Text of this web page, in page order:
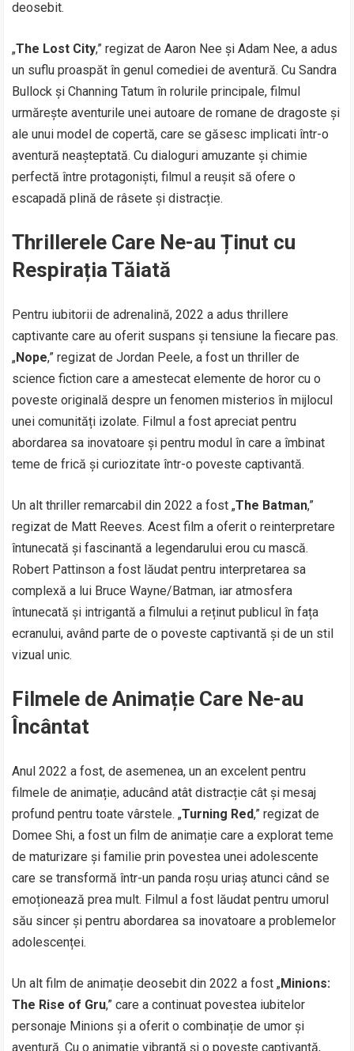
deosebit.
„The Lost City,” regizat de Aaron Nee și Adam Nee, a adus
un suflu proaspăt în genul comediei de aventură. Cu Sandra
Bullock și Channing Tatum în rolurile principale, filmul
urmărește aventurile unei autoare de romane de dragoste și
ale unui model de copertă, care se găsesc implicati într-o
aventură neașteptată. Cu dialoguri amuzante și chimie
perfectă între protagoniști, filmul a reușit să ofere o
escapadă plină de râsete și distracție.
Thrillerele Care Ne-au Ținut cu
Respirația Tăiată
Pentru iubitorii de adrenalină, 2022 a adus thrillere
captivante care au oferit suspans și tensiune la fiecare pas.
„Nope,” regizat de Jordan Peele, a fost un thriller de
science fiction care a amestecat elemente de horor cu o
poveste originală despre un fenomen misterios în mijlocul
unei comunități izolate. Filmul a fost apreciat pentru
abordarea sa inovatoare și pentru modul în care a îmbinat
teme de frică și curiozitate într-o poveste captivantă.
Un alt thriller remarcabil din 2022 a fost „The Batman,”
regizat de Matt Reeves. Acest film a oferit o reinterpretare
întunecată și fascinantă a legendarului erou cu mască.
Robert Pattinson a fost lăudat pentru interpretarea sa
complexă a lui Bruce Wayne/Batman, iar atmosfera
întunecată și intrigantă a filmului a reținut publicul în fața
ecranului, având parte de o poveste captivantă și de un stil
vizual unic.
Filmele de Animație Care Ne-au
Încântat
Anul 2022 a fost, de asemenea, un an excelent pentru
filmele de animație, aducând atât distracție cât și mesaj
profund pentru toate vârstele. „Turning Red,” regizat de
Domee Shi, a fost un film de animație care a explorat teme
de maturizare și familie prin povestea unei adolescente
care se transformă într-un panda roșu uriaș atunci când se
emoționează prea mult. Filmul a fost lăudat pentru umorul
său sincer și pentru abordarea sa inovatoare a problemelor
adolescenței.
Un alt film de animație deosebit din 2022 a fost „Minions:
The Rise of Gru,” care a continuat povestea iubitelor
personaje Minions și a oferit o combinație de umor și
aventură. Cu o animație vibrantă și o poveste captivantă,